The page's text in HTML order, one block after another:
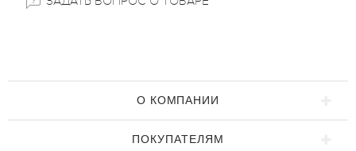
О КОМПАНИИ
ПОКУПАТЕЛЯМ